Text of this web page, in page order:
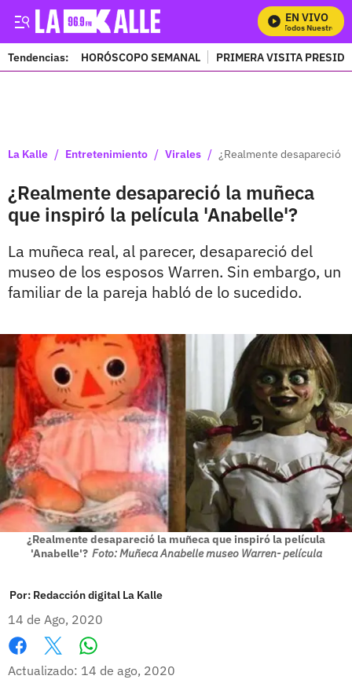
EN VIVO
Mira Todos Nuestros
Tendencias: HORÓSCOPO SEMANAL PRIMERA VISITA
La Kalle / Entretenimiento / Virales / ¿Realmente desapareció
¿Realmente desapareció la muñeca
que inspiró la película 'Anabelle'?
La muñeca real, al parecer, desapareció del
museo de los esposos Warren. Sin embargo, un
familiar de la pareja habló de lo sucedido.
¿Realmente desapareció la muñeca que inspiró la película
'Anabelle'? Foto: Muñeca Anabelle museo Warren- película
Por: Redacción digital La Kalle
14 de Ago, 2020
Facebook
X
Actualizado: 14 de ago, 2020